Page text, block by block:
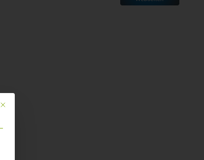
Mit diesem Button wird der Dialog geschlossen. Seine Funktionalität ist